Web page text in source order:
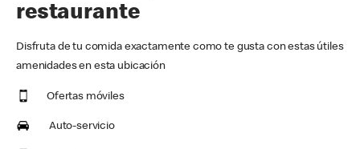
restaurante
Disfruta de tu comida exactamente como te gusta con estas útiles
amenidades en esta ubicación
Ofertas móviles
Auto-servicio